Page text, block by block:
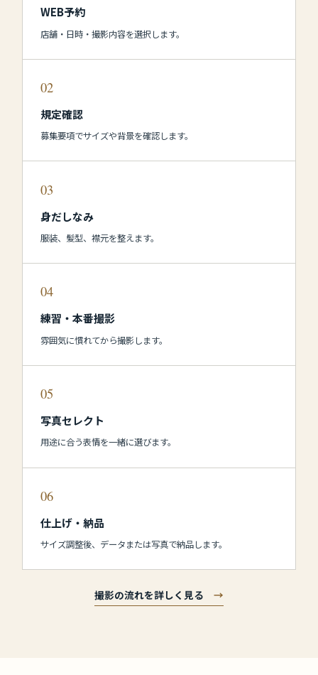
WEB予約
店舗・日時・撮影内容を選択します。
02
規定確認
募集要項でサイズや背景を確認します。
03
身だしなみ
服装、髪型、襟元を整えます。
04
練習・本番撮影
雰囲気に慣れてから撮影します。
05
写真セレクト
用途に合う表情を一緒に選びます。
06
仕上げ・納品
サイズ調整後、データまたは写真で納品します。
撮影の流れを詳しく見る →